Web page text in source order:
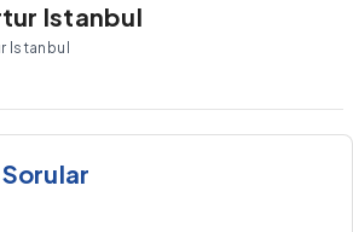
Istanbul
Istanbul